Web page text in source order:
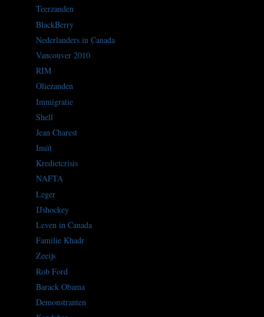
Teerzanden
BlackBerry
Nederlanders in Canada
Vancouver 2010
RIM
Oliezanden
Immigratie
Shell
Jean Charest
Inuït
Kredietcrisis
NAFTA
Leger
IJshockey
Leven in Canada
Familie Khadr
Zeeijs
Rob Ford
Barack Obama
Demonstranten